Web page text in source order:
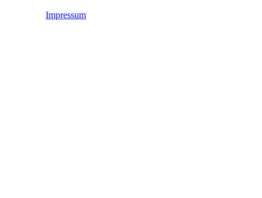
Impressum